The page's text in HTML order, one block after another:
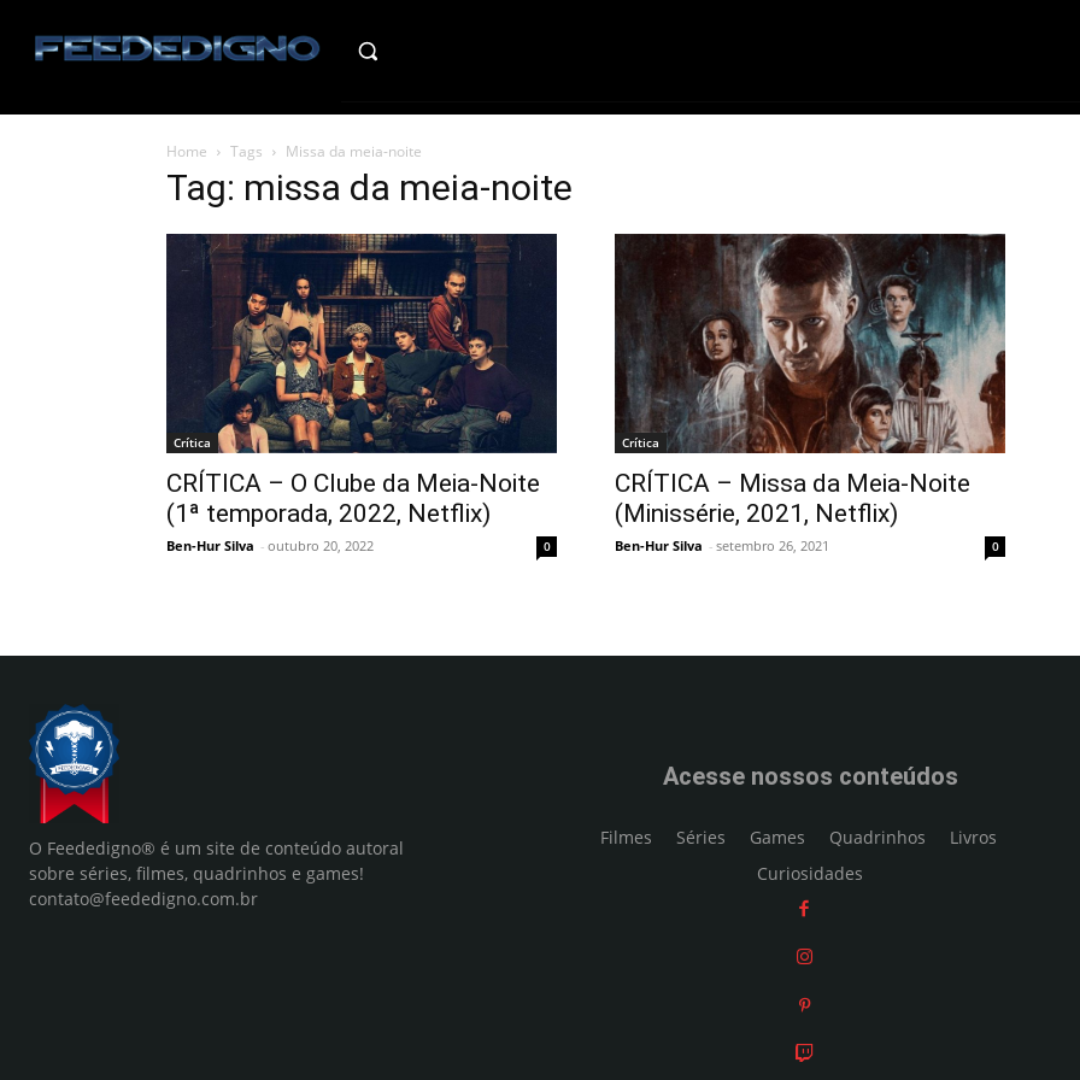
Home Tags Missa da meia-noite
Tag: missa da meia-noite
Crítica
CRÍTICA – O Clube da Meia-Noite
(1ª temporada, 2022, Netflix)
Ben-Hur Silva - outubro 20, 2022 0
Crítica
CRÍTICA – Missa da Meia-Noite
(Minissérie, 2021, Netflix)
Ben-Hur Silva - setembro 26, 2021 0
O Feededigno® é um site de conteúdo autoral
sobre séries, filmes, quadrinhos e games!
contato@feededigno.com.br
Acesse nossos conteúdos
Filmes Séries Games Quadrinhos
Livros
Curiosidades